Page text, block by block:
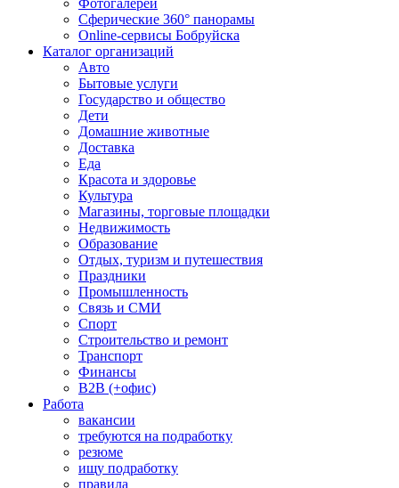
Фотогалереи
Сферические 360° панорамы
Online-сервисы Бобруйска
Каталог организаций
Авто
Бытовые услуги
Государство и общество
Дети
Домашние животные
Доставка
Еда
Красота и здоровье
Культура
Магазины, торговые площадки
Недвижимость
Образование
Отдых, туризм и путешествия
Праздники
Промышленность
Связь и СМИ
Спорт
Строительство и ремонт
Транспорт
Финансы
B2B (+офис)
Работа
вакансии
требуются на подработку
резюме
ищу подработку
правила